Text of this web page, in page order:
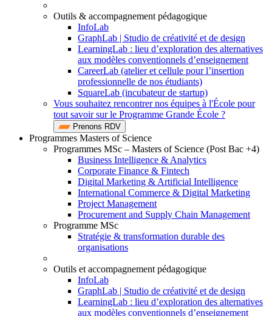
Outils & accompagnement pédagogique
InfoLab
GraphLab | Studio de créativité et de design
LearningLab : lieu d’exploration des alternatives
aux modèles conventionnels d’enseignement
CareerLab (atelier et cellule pour l’insertion
professionnelle de nos étudiants)
SquareLab (incubateur de startup)
Vous souhaitez rencontrer nos équipes à l'École pour
tout savoir sur le Programme Grande École ?
Prenons RDV
Programmes Masters of Science
Programmes MSc – Masters of Science (Post Bac +4)
Business Intelligence & Analytics
Corporate Finance & Fintech
Digital Marketing & Artificial Intelligence
International Commerce & Digital Marketing
Project Management
Procurement and Supply Chain Management
Programme MSc
Stratégie & transformation durable des
organisations
Outils et accompagnement pédagogique
InfoLab
GraphLab | Studio de créativité et de design
LearningLab : lieu d’exploration des alternatives
aux modèles conventionnels d’enseignement